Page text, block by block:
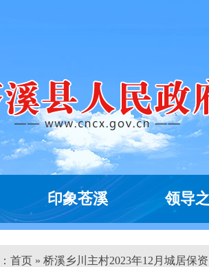
印象苍溪 领导
首页 » 桥溪乡川主村2023年12月城居保